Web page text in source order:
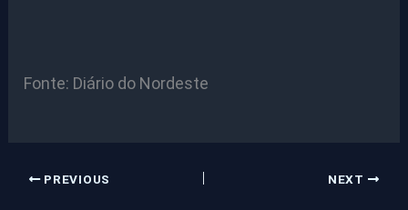
Fonte: Diário do Nordeste
PREVIOUS NEXT